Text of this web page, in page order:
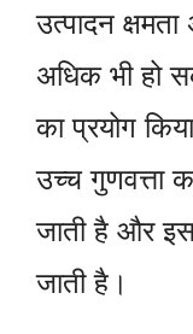
उत्पादन
अधिक भी हो
का प्रयोग
उच्च गुणवत्ता
जाती है और
जाती है।